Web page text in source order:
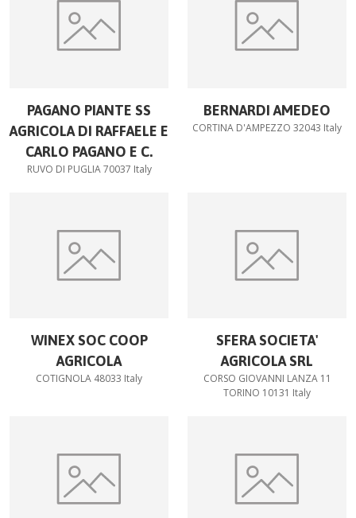
PAGANO PIANTE SS
AGRICOLA DI RAFFAELE E
CARLO PAGANO E C.
RUVO DI PUGLIA 70037 Italy
BERNARDI AMEDEO
CORTINA D'AMPEZZO 32043 Italy
WINEX SOC COOP
AGRICOLA
COTIGNOLA 48033 Italy
SFERA SOCIETA'
AGRICOLA SRL
CORSO GIOVANNI LANZA 11
TORINO 10131 Italy